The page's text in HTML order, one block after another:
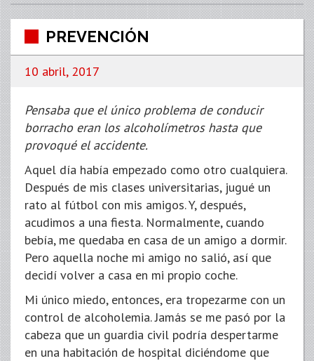
PREVENCIÓN
10 abril, 2017
Pensaba que el único problema de conducir
borracho eran los alcoholímetros hasta que
provoqué el accidente.
Aquel día había empezado como otro cualquiera.
Después de mis clases universitarias, jugué un
rato al fútbol con mis amigos. Y, después,
acudimos a una fiesta. Normalmente, cuando
bebía, me quedaba en casa de un amigo a dormir.
Pero aquella noche mi amigo no salió, así que
decidí volver a casa en mi propio coche.
Mi único miedo, entonces, era tropezarme con un
control de alcoholemia. Jamás se me pasó por la
cabeza que un guardia civil podría despertarme
en una habitación de hospital diciéndome que